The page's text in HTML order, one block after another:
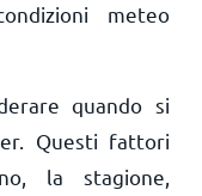
meteo
quando si
Questi fattori
la stagione,